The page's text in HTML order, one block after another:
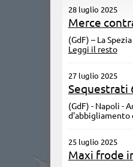
28 luglio 2025
Merce
(GdF) – La
Leggi il resto
27 luglio 2025
Sequestrati
(GdF) - Napoli -
d'abbigliamento
25 luglio 2025
Maxi frode